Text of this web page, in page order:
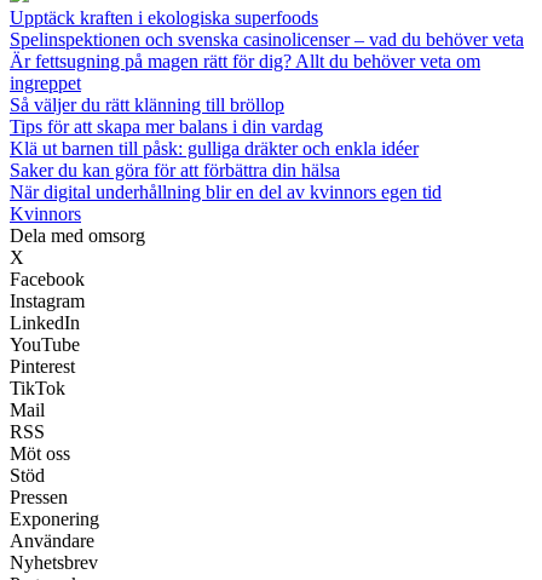
Upptäck kraften i ekologiska superfoods
Spelinspektionen och svenska casinolicenser – vad du behöver veta
Är fettsugning på magen rätt för dig? Allt du behöver veta om
ingreppet
Så väljer du rätt klänning till bröllop
Tips för att skapa mer balans i din vardag
Klä ut barnen till påsk: gulliga dräkter och enkla idéer
Saker du kan göra för att förbättra din hälsa
När digital underhållning blir en del av kvinnors egen tid
Kvinnors
Dela med omsorg
X
Facebook
Instagram
LinkedIn
YouTube
Pinterest
TikTok
Mail
RSS
Möt oss
Stöd
Pressen
Exponering
Användare
Nyhetsbrev